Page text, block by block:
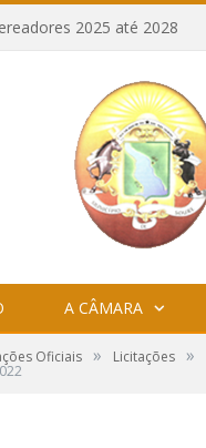
2025 até 2028
A CÂMARA
Oficiais » Licitações »